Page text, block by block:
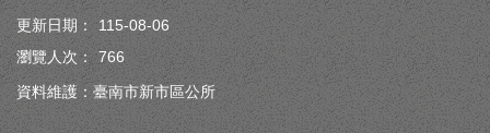
更新日期：
115-08-06
瀏覽人次：
766
資料維護：臺南市新市區公所